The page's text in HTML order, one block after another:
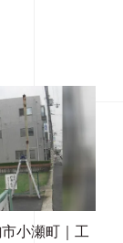
小瀬町｜工